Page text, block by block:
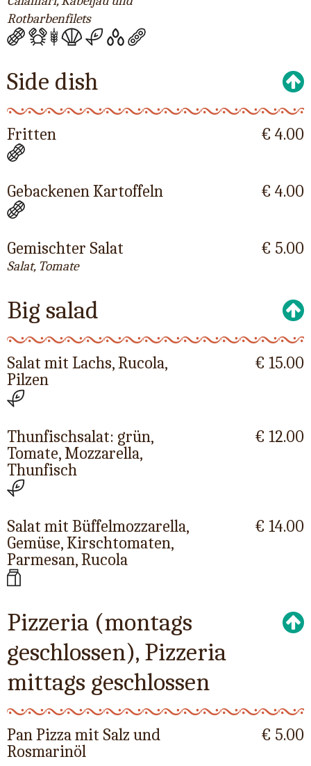
Rotbarbenfilets
Side dish
Fritten € 4.00
Gebackenen Kartoffeln € 4.00
Gemischter Salat
Salat, Tomate
€ 5.00
Big salad
Salat mit Lachs, Rucola,
Pilzen
€ 15.00
Thunfischsalat: grün,
Tomate, Mozzarella,
Thunfisch
€ 12.00
Salat mit Büffelmozzarella,
Gemüse, Kirschtomaten,
Parmesan, Rucola
€ 14.00
Pizzeria (montags
geschlossen), Pizzeria
mittags geschlossen
Pan Pizza mit Salz und
Rosmarinöl
€ 5.00